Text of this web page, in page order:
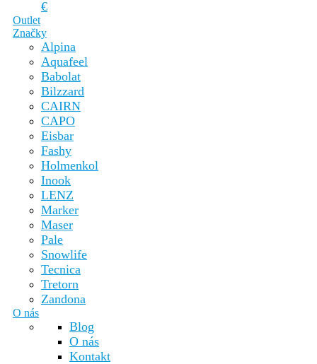
€
Outlet
Značky
Alpina
Aquafeel
Babolat
Bilzzard
CAIRN
CAPO
Eisbar
Fashy
Holmenkol
Inook
LENZ
Marker
Maser
Pale
Snowlife
Tecnica
Tretorn
Zandona
O nás
Blog
O nás
Kontakt